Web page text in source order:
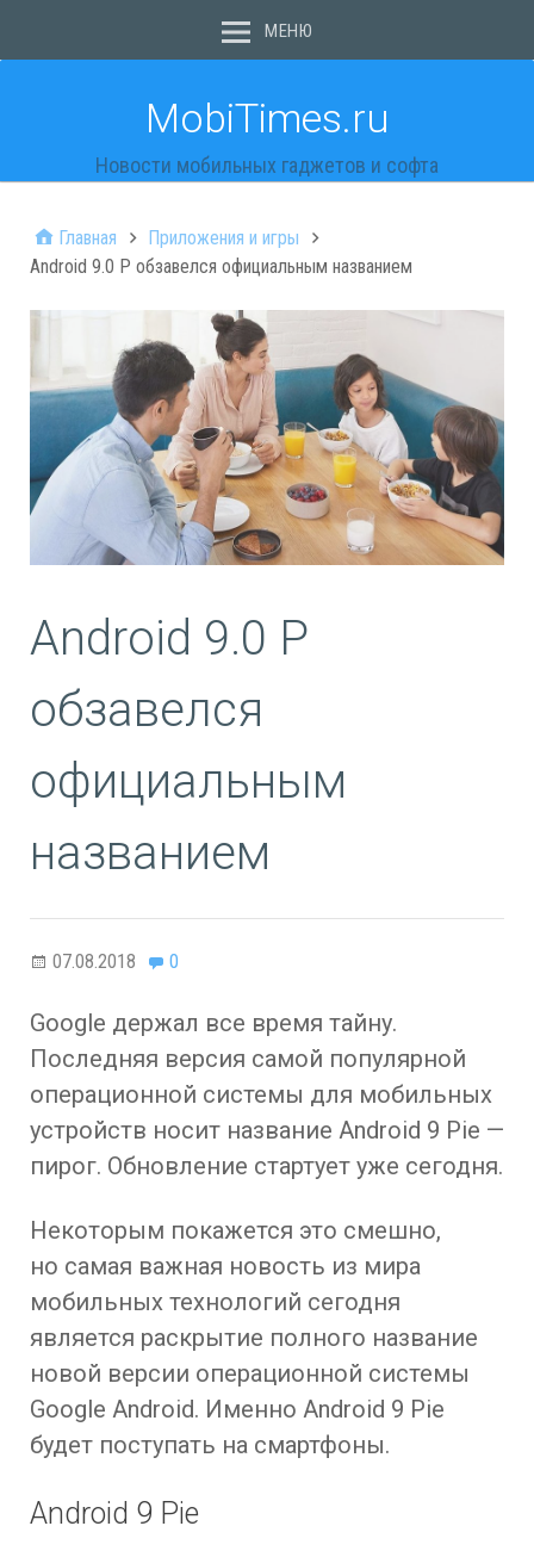
МЕНЮ
MobiTimes.ru
Новости мобильных гаджетов и софта
Главная
Приложения и игры
Android 9.0 P обзавелся официальным названием
Android 9.0 P
обзавелся
официальным
названием
07.08.2018 0
Google держал все время тайну.
Последняя версия самой популярной
операционной системы для мобильных
устройств носит название Android 9 Pie —
пирог. Обновление стартует уже сегодня.
Некоторым покажется это смешно,
но самая важная новость из мира
мобильных технологий сегодня
является раскрытие полного название
новой версии операционной системы
Google Android. Именно Android 9 Pie
будет поступать на смартфоны.
Android 9 Pie